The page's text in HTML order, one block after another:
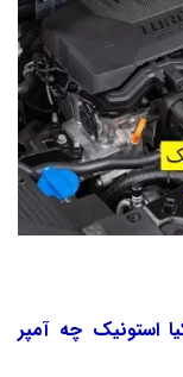
استونیک چه آمپر